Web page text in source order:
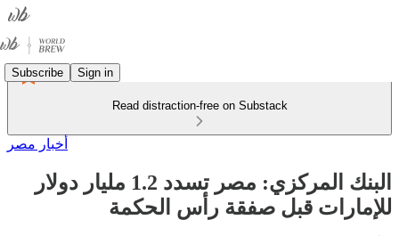
Subscribe Sign in
Read distraction-free on Substack
أخبار مصر
البنك المركزي: مصر تسدد 1.2 مليار دولار
للإمارات قبل صفقة رأس الحكمة